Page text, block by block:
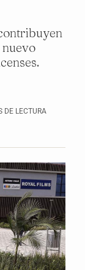
DE LECTURA